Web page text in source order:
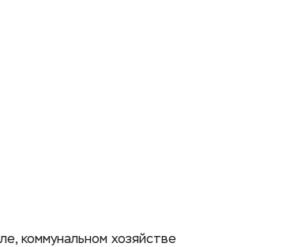
коммунальном хозяйстве